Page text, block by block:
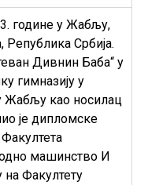
године у Жабљу,
Србија.
Дивнин Баба“ у
гимназију у
Жабљу као носилац
је дипломске
машинство И
на Факултету